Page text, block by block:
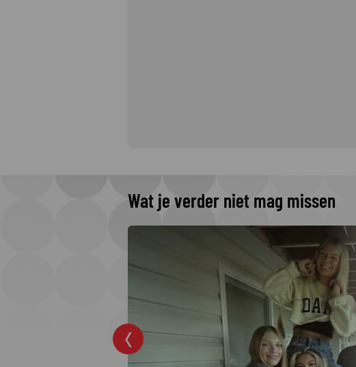
Wat je verder niet mag missen